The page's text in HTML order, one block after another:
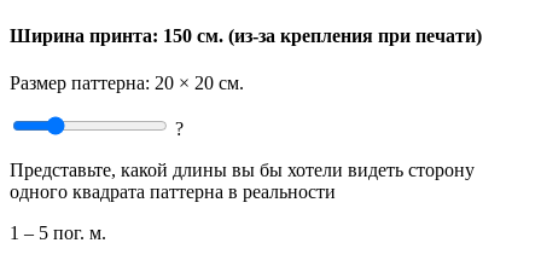
Ширина принта: 150 см. (из-за крепления при печати)
Размер паттерна: 20 × 20 см.
?
Представьте, какой длины вы бы хотели видеть сторону
одного квадрата паттерна в реальности
1 – 5 пог. м.